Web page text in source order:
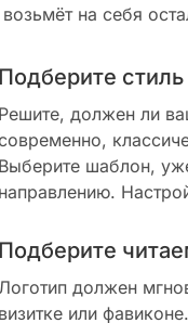
на себя
Подберите
Решите, должен ли
Выберите шаблон,
направлению.
Подберите
должен
визитке или